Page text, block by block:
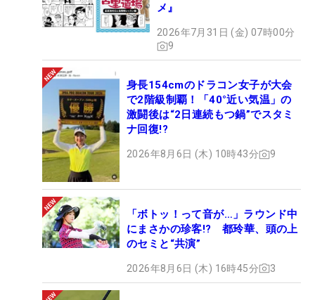
メ』
2026年7月31日 (金) 07時00分
9
身長154cmのドラコン女子が大会
で2階級制覇！「40°近い気温」の
激闘後は“2日連続もつ鍋”でスタミ
ナ回復!?
2026年8月6日 (木) 10時43分 9
「ボトッ！って音が…」ラウンド中
にまさかの珍客!? 都玲華、頭の上
のセミと“共演”
2026年8月6日 (木) 16時45分 3